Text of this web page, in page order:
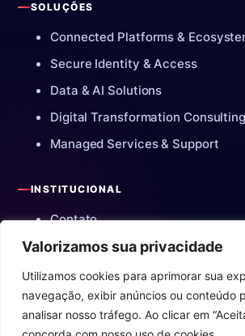
Valorizamos sua privacidade
Utilizamos cookies para aprimorar sua
navegação, exibir anúncios ou conteúdo
analisar nosso tráfego. Ao clicar em
SOLUÇÕES
Connected Platforms &
Secure Identity & Access
Data & AI Solutions
Digital Transformation Consulting
Managed Services & Support
INSTITUCIONAL
Contato
Trabalhe conosco
Política de Privacidade